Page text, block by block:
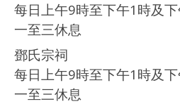
每日上午9時至下午1時及
一至三休息
鄧氏宗祠
每日上午9時至下午1時及
一至三休息